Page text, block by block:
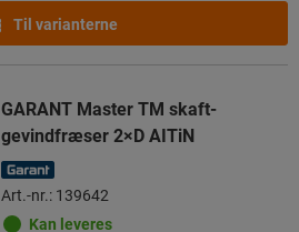
Til varianterne
GARANT Master TM skaft-
gevindfræser 2×D AITiN
Art.-nr.: 139642
Kan leveres